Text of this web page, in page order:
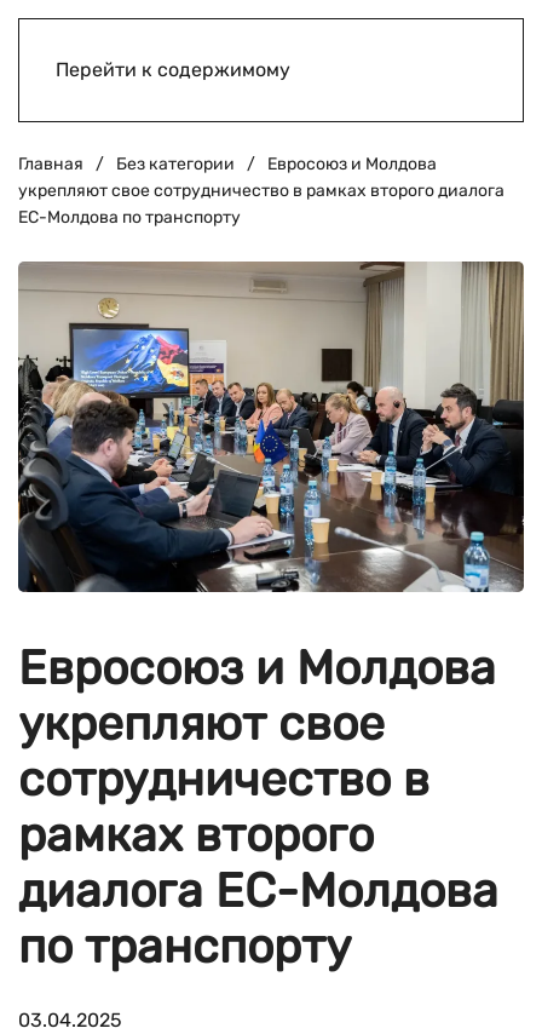
Перейти к содержимому
Главная Без категории
Евросоюз и Молдова
укрепляют свое сотрудничество в рамках второго диалога
ЕС-Молдова по транспорту
Евросоюз и Молдова
укрепляют свое
сотрудничество в
рамках второго
диалога ЕС-Молдова
по транспорту
03.04.2025